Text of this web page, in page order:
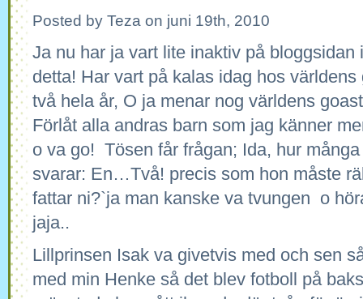
Posted by Teza on juni 19th, 2010
Ja nu har ja vart lite inaktiv på bloggsidan
detta! Har vart på kalas idag hos
två hela år, O ja menar nog världens
Förlåt alla andras barn som jag känner
o va go! Tösen får frågan; Ida, hur
svarar: En…Två! precis som hon måste
fattar ni?`ja man kanske va tvungen o
jaja..
Lillprinsen Isak va givetvis med och sen
med min Henke så det blev fotboll på